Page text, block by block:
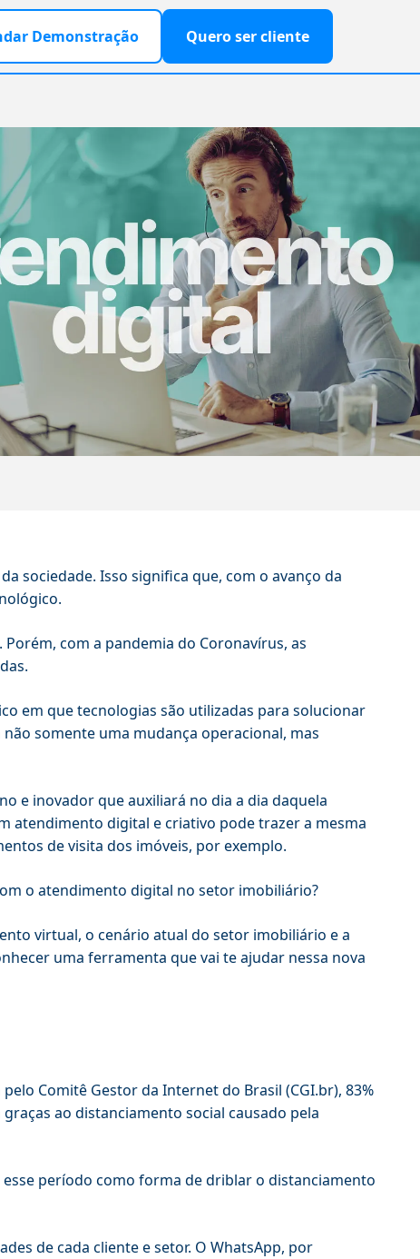
Demonstração Quero ser cliente
sociedade. Isso significa que, com o avanço da
com a pandemia do Coronavírus, as
em que tecnologias são utilizadas para solucionar
somente uma mudança operacional, mas
e inovador que auxiliará no dia a dia daquela
atendimento digital e criativo pode trazer a mesma
de visita dos imóveis, por exemplo.
o atendimento digital no setor imobiliário?
virtual, o cenário atual do setor imobiliário e a
uma ferramenta que vai te ajudar nessa nova
Comitê Gestor da Internet do Brasil (CGI.br), 83%
ao distanciamento social causado pela
período como forma de driblar o distanciamento
de cada cliente e setor. O WhatsApp, por